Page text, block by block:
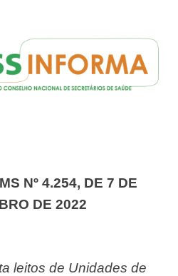
DE 2022